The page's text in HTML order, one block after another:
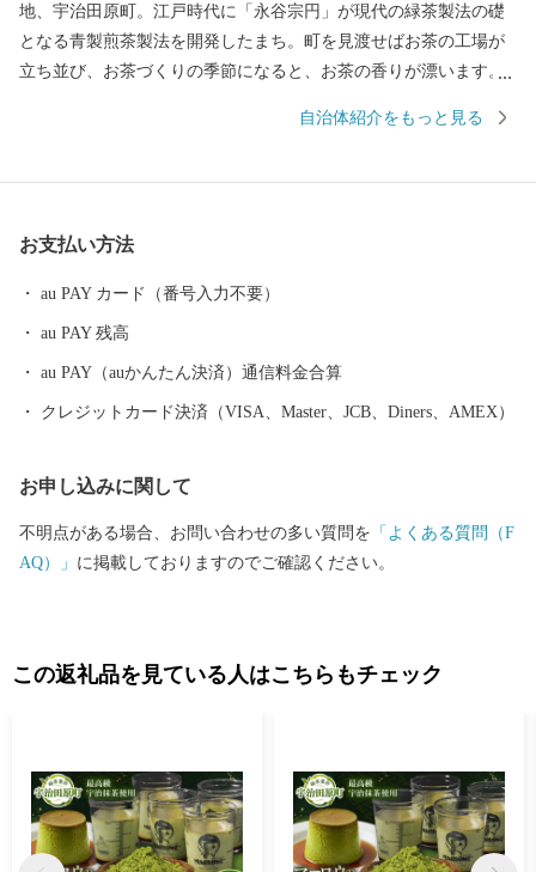
地、宇治田原町。江戸時代に「永谷宗円」が現代の緑茶製法の礎
となる青製煎茶製法を開発したまち。町を見渡せばお茶の工場が
立ち並び、お茶づくりの季節になると、お茶の香りが漂います。
る。」自分好みのお茶や、お茶に由来する名産品を手に入れるた
町の形がハートなので“ハートのまち宇治田原”としてまちづくり
ート形の展望台やお寺のハート形の窓などがあり、“ハートのふる
さと特産品”もご用意しています。 “ハート”フルな宇治田原町ふ
るさと特産品をお楽しみください。
自治体紹介をもっと見る
お支払い方法
au PAY カード（番号入力不要）
au PAY 残高
au PAY（auかんたん決済）通信料金合算
クレジットカード決済（VISA、Master、JCB、Diners、AMEX）
お申し込みに関して
不明点がある場合、お問い合わせの多い質問を 「よくある質問（F
AQ）」 に掲載しておりますのでご確認ください。
この返礼品を見ている人はこちらもチェック